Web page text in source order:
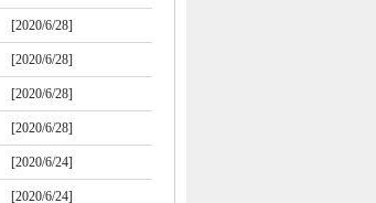
[2020/6/28]
[2020/6/28]
[2020/6/28]
[2020/6/28]
[2020/6/24]
[2020/6/24]